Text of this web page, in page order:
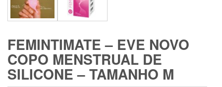
FEMINTIMATE – EVE NOVO
COPO MENSTRUAL DE
SILICONE – TAMANHO M